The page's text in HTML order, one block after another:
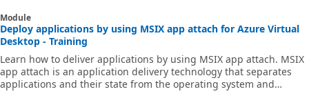
Module
Deploy applications by using MSIX app attach for Azure Virtual
Desktop - Training
Learn how to deliver applications by using MSIX app attach. MSIX
app attach is an application delivery technology that separates
applications and their state from the operating system and